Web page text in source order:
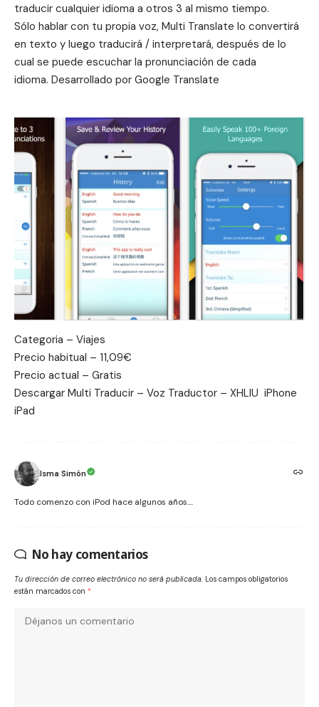
traducir cualquier idioma a otros 3 al mismo tiempo.
Sólo hablar con tu propia voz, Multi Translate lo convertirá
en texto y luego traducirá / interpretará, después de lo
cual se puede escuchar la pronunciación de cada
idioma. Desarrollado por Google Translate
Categoria – Viajes
Precio habitual – 11,09€
Precio actual – Gratis
Descargar Multi Traducir – Voz Traductor – XHLIU iPhone
iPad
Isma Simón
Todo comenzo con iPod hace algunos años....
No hay comentarios
Tu dirección de correo electrónico no será publicada. Los campos obligatorios
están marcados con *